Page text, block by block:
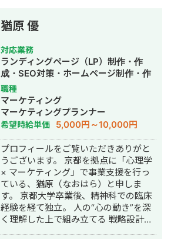
ジでお気軽にお声がけください。 どう
ぞよろしくお願いいたします。
のWEB集客の流入元の分析、最適化の
依頼を受ける事が多いです。 WEB集客
に関する無料相談（~30分）を行って
いますので、お気軽にお声掛け下さ
い。 【経歴】 古美術品の鑑定・目利き
の習得の為、2003年から4年の住み込
み修行（丁稚奉公）を経て、2007年よ
り古美術の買取・販売事業を実店舗で
13年行なっていました。 （需要あるか
は謎ですが、現在も古美術品の鑑定・
買取や業者専用オークションへの代理
出品できます。） 2014年頃から、この
古美術事業のWEB集客を目的に、自身
でオウンドメディアを立ち上げ、この
経験からWEBマーケ、SEO集客のスキ
ルを身につけました。 2016年にWEB
メディア事業（SEO集客のアフィリエ
イトサイト）で法人化。 2021年からク
ライアン様向けのサービス（広告運用
猶原 優
対応業務
ランディングページ（LP）制作・作
成・SEO対策・ホームページ制作・作
成・リスティング広告運用代行
職種
マーケティング
マーケティングプランナー
希望時給単価 5,000円～10,000円
プロフィールをご覧いただきありがと
うございます。 京都を拠点に「心理学
× マーケティング」で事業支援を行っ
ている、猶原（なおはら）と申しま
す。 京都大学卒業後、精神科での臨床
経験を経て独立。 人の“心の動き”を深
く理解した上で組み立てる 戦略設計・